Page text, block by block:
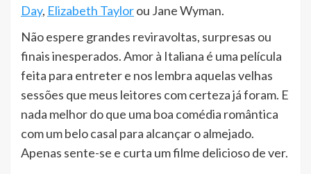
Day, Elizabeth Taylorou Jane Wyman.
Não espere grandes reviravoltas, surpresas ou
finais inesperados. Amor à Italiana é uma película
feita para entreter e nos lembra aquelas velhas
sessões que meus leitores com certeza já foram. E
nada melhor do que uma boa comédia romântica
com um belo casal para alcançar o almejado.
Apenas sente-se e curta um filme delicioso de ver.